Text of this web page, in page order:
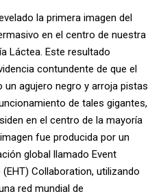
la primera imagen del
en el centro de nuestra
Láctea. Este resultado
contundente de que el
un agujero negro y arroja pistas
de tales gigantes,
en el centro de la mayoría
fue producida por un
global llamado Event
Collaboration, utilizando
red mundial de